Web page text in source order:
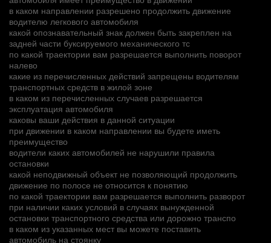
в каком направлении разрешено продолжить движение
водителю легкового автомобиля
какой опознавательный знак должен быть закреплен на
задней части буксируемого механического тс
по какой траектории вам разрешается выполнить поворот
налево
какие из перечисленных действий запрещены водителям
транспортных средств в жилой зоне
в каком из перечисленных случаев разрешается
эксплуатация автомобиля
каковы ваши действия в данной ситуации
при движении в каком направлении вы будете иметь
преимущество
водители каких автомобилей не нарушили правила
остановки
какой неподвижный объект не позволяющий продолжить
движение по полосе не относится к понятию
по какой траектории вам разрешается выполнить разворот
при наличии каких условий в случаях вынужденной
остановки транспортного средства или дорожно транспо
в каком из указанных мест вы можете поставить
автомобиль на стоянку